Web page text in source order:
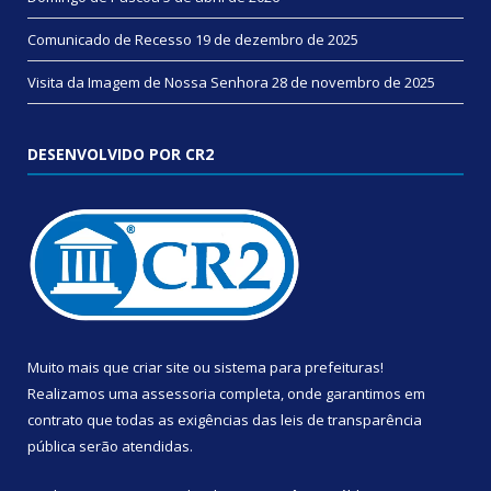
Comunicado de Recesso 19 de dezembro de 2025
Visita da Imagem de Nossa Senhora 28 de novembro de 2025
DESENVOLVIDO POR CR2
Muito mais que criar site ou sistema para prefeituras!
Realizamos uma assessoria completa, onde garantimos em
contrato que todas as exigências das leis de transparência
pública serão atendidas.